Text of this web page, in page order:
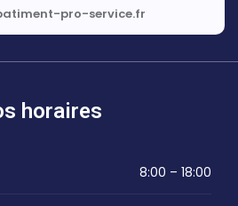
pro-service.fr
horaires
8:00 – 18:00